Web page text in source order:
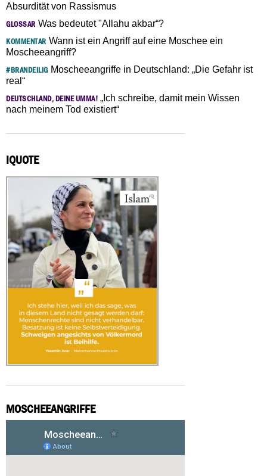
Absurdität von Rassismus
GLOSSAR Was bedeutet "Allahu akbar“?
KOMMENTAR Wann ist ein Angriff auf eine Moschee ein
Moscheeangriff?
#BRANDEILIGMoscheeangriffe in Deutschland: „Die Gefahr ist
real“
DEUTSCHLAND, DEINE UMMA! „Ich schreibe, damit mein Wissen
nach meinem Tod existiert“
IQUOTE
MOSCHEEANGRIFFE